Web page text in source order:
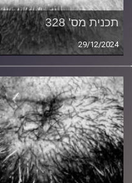
תכנית מס' 328
29/12/2024